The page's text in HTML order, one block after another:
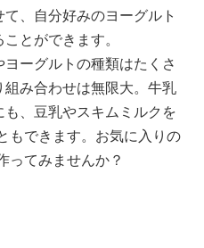
て、自分好みのヨーグルト
ことができます。
ヨーグルトの種類はたくさ
組み合わせは無限大。牛乳
も、豆乳やスキムミルクを
もできます。お気に入りの
ってみませんか？